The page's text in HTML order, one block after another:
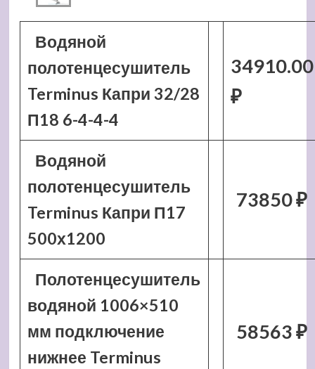
Водяной
полотенцесушитель
Terminus Капри 32/28
П18 6-4-4-4
34910.00
₽
Водяной
полотенцесушитель
Terminus Капри П17
500х1200
73850 ₽
Полотенцесушитель
водяной 1006×510
мм подключение
нижнее Terminus
58563 ₽